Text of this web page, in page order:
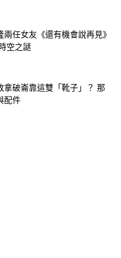
任女友《還有機會說再見》
空之謎
拿破崙靠這雙「靴子」？ 那
配件